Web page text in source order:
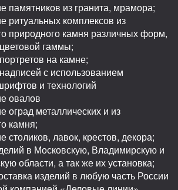
памятников из гранита, мрамора;
ритуальных комплексов из
природного камня различных форм,
гаммы;
на камне;
с использованием
и технологий
овалов
оград металлических и из
камня;
столиков, лавок, крестов, декора;
в Московскую, Владимирскую и
области, а так же их установка;
изделий в любую часть России